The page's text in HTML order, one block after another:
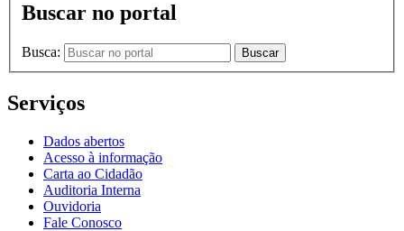
Buscar no portal
Busca: Buscar
Serviços
Dados abertos
Acesso à informação
Carta ao Cidadão
Auditoria Interna
Ouvidoria
Fale Conosco